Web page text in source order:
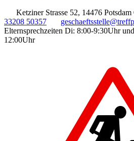
Ketziner Strasse 52, 14476
33208 50357
Elternsprechzeiten Di: 8:00-9:30Uhr
12:00Uhr